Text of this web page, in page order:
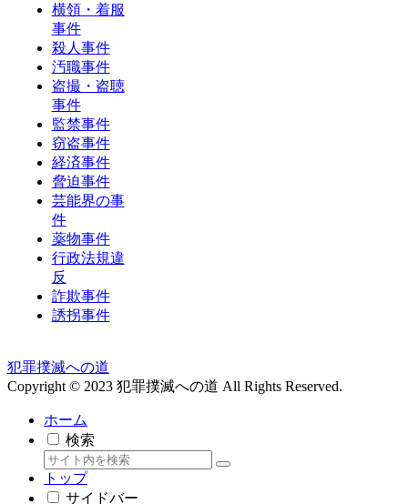
横領・着服
事件
殺人事件
汚職事件
盗撮・盗聴
事件
監禁事件
窃盗事件
経済事件
脅迫事件
芸能界の事
件
薬物事件
行政法規違
反
詐欺事件
誘拐事件
犯罪撲滅への道
Copyright © 2023 犯罪撲滅への道 All Rights Reserved.
ホーム
検索
トップ
サイドバー